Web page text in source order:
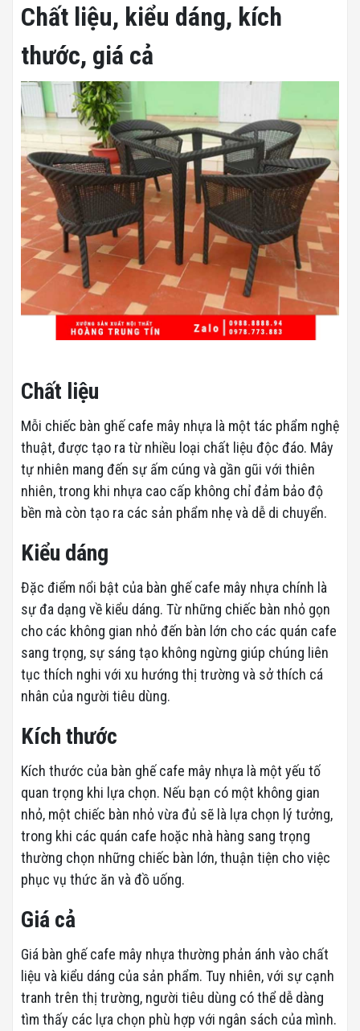
Chất liệu, kiểu dáng, kích
thước, giá cả
Chất liệu
Mỗi chiếc bàn ghế cafe mây nhựa là một tác phẩm nghệ
thuật, được tạo ra từ nhiều loại chất liệu độc đáo. Mây
tự nhiên mang đến sự ấm cúng và gần gũi với thiên
nhiên, trong khi nhựa cao cấp không chỉ đảm bảo độ
bền mà còn tạo ra các sản phẩm nhẹ và dễ di chuyển.
Kiểu dáng
Đặc điểm nổi bật của bàn ghế cafe mây nhựa chính là
sự đa dạng về kiểu dáng. Từ những chiếc bàn nhỏ gọn
cho các không gian nhỏ đến bàn lớn cho các quán cafe
sang trọng, sự sáng tạo không ngừng giúp chúng liên
tục thích nghi với xu hướng thị trường và sở thích cá
nhân của người tiêu dùng.
Kích thước
Kích thước của bàn ghế cafe mây nhựa là một yếu tố
quan trọng khi lựa chọn. Nếu bạn có một không gian
nhỏ, một chiếc bàn nhỏ vừa đủ sẽ là lựa chọn lý tưởng,
trong khi các quán cafe hoặc nhà hàng sang trọng
thường chọn những chiếc bàn lớn, thuận tiện cho việc
phục vụ thức ăn và đồ uống.
Giá cả
Giá bàn ghế cafe mây nhựa thường phản ánh vào chất
liệu và kiểu dáng của sản phẩm. Tuy nhiên, với sự cạnh
tranh trên thị trường, người tiêu dùng có thể dễ dàng
tìm thấy các lựa chọn phù hợp với ngân sách của mình.